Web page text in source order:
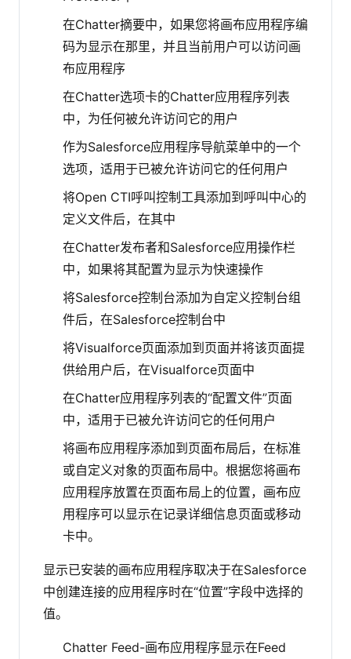
在Chatter摘要中，如果您将画布应用程序编
码为显示在那里，并且当前用户可以访问画
布应用程序
在Chatter选项卡的Chatter应用程序列表
中，为任何被允许访问它的用户
作为Salesforce应用程序导航菜单中的一个
选项，适用于已被允许访问它的任何用户
将Open CTI呼叫控制工具添加到呼叫中心的
定义文件后，在其中
在Chatter发布者和Salesforce应用操作栏
中，如果将其配置为显示为快速操作
将Salesforce控制台添加为自定义控制台组
件后，在Salesforce控制台中
将Visualforce页面添加到页面并将该页面提
供给用户后，在Visualforce页面中
在Chatter应用程序列表的“配置文件”页面
中，适用于已被允许访问它的任何用户
将画布应用程序添加到页面布局后，在标准
或自定义对象的页面布局中。根据您将画布
应用程序放置在页面布局上的位置，画布应
用程序可以显示在记录详细信息页面或移动
卡中。
显示已安装的画布应用程序取决于在Salesforce
中创建连接的应用程序时在“位置”字段中选择的
值。
Chatter Feed-画布应用程序显示在Feed